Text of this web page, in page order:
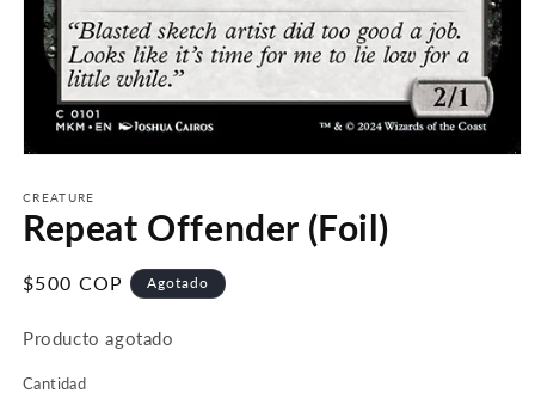
multimedia
1
en
modal
CREATURE
Repeat Offender (Foil)
Precio
$500 COP Agotado
Producto agotado
Cantidad